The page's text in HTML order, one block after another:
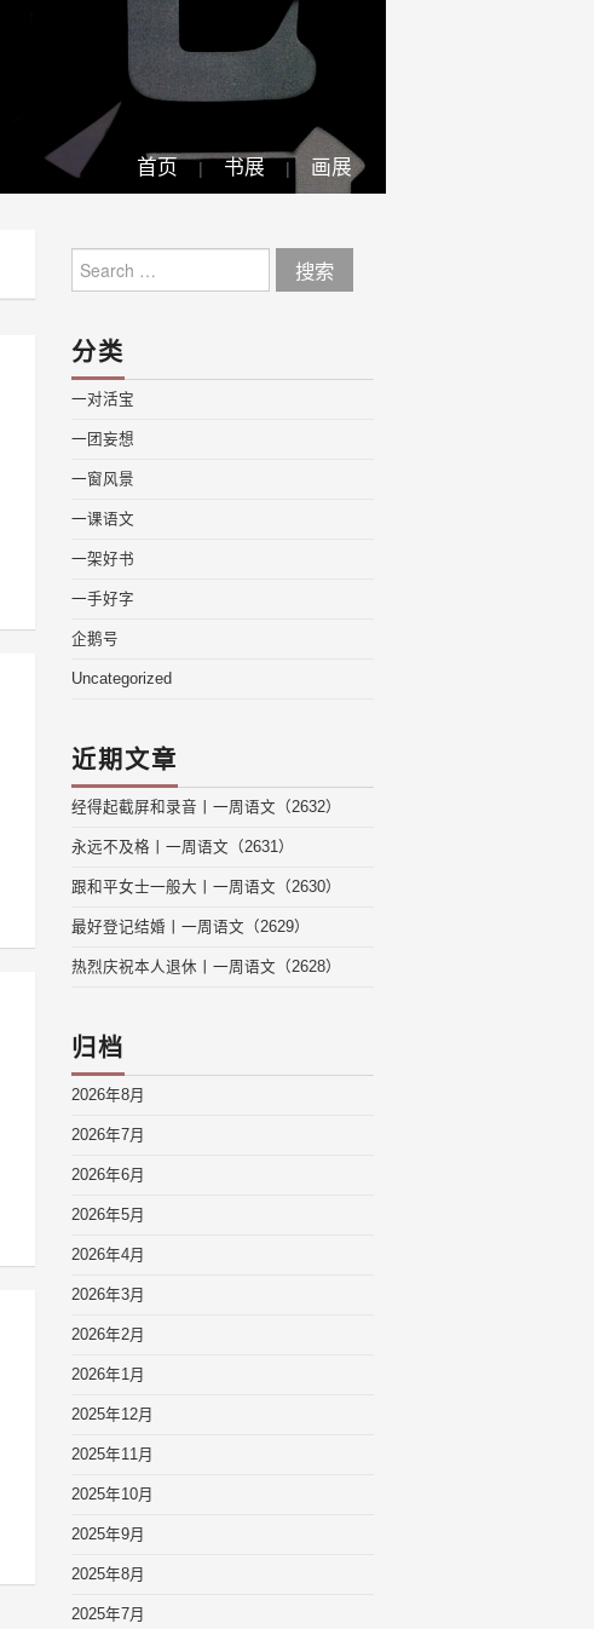
首页 书展 画展
for:
分类
一对活宝
一团妄想
一窗风景
一课语文
一架好书
一手好字
企鹅号
Uncategorized
近期文章
经得起截屏和录音丨一周语文（2632）
永远不及格丨一周语文（2631）
跟和平女士一般大丨一周语文（2630）
最好登记结婚丨一周语文（2629）
热烈庆祝本人退休丨一周语文（2628）
归档
2026年8月
2026年7月
2026年6月
2026年5月
2026年4月
2026年3月
2026年2月
2026年1月
2025年12月
2025年11月
2025年10月
2025年9月
2025年8月
2025年7月